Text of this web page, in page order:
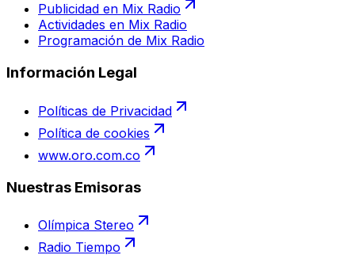
Publicidad en Mix Radio
Actividades en Mix Radio
Programación de Mix Radio
Información Legal
Políticas de Privacidad
Política de cookies
www.oro.com.co
Nuestras Emisoras
Olímpica Stereo
Radio Tiempo